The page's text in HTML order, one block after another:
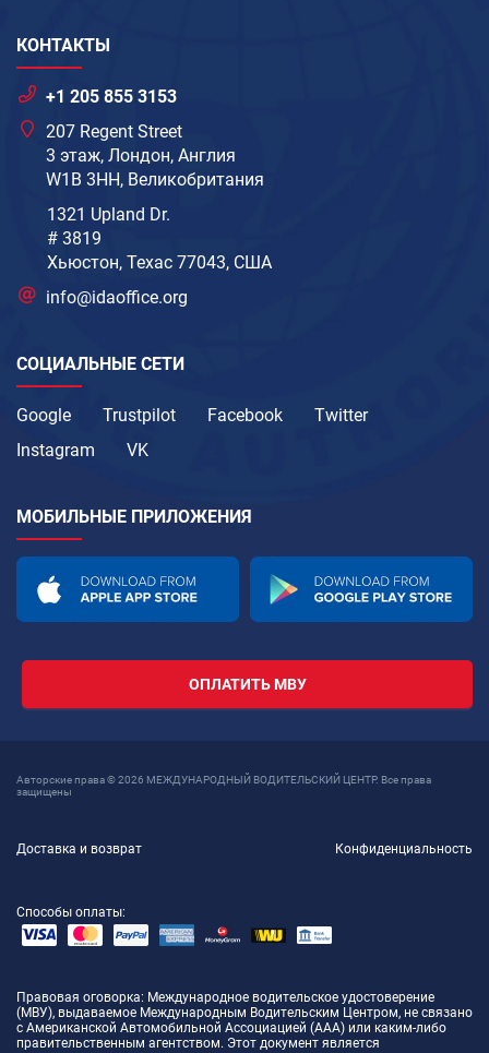
КОНТАКТЫ
+1 205 855 3153
207 Regent Street
3 этаж, Лондон, Англия
W1B 3HH, Великобритания
1321 Upland Dr.
# 3819
Хьюстон, Техас 77043, США
info@idaoffice.org
СОЦИАЛЬНЫЕ СЕТИ
Google Trustpilot Facebook
Twitter
Instagram
VK
МОБИЛЬНЫЕ ПРИЛОЖЕНИЯ
ОПЛАТИТЬ МВУ
Авторские права © 2026 МЕЖДУНАРОДНЫЙ ВОДИТЕЛЬСКИЙ ЦЕНТР. Все права
защищены
Доставка и возврат Конфиденциальность
Способы оплаты:
Правовая оговорка: Международное водительское удостоверение
(МВУ), выдаваемое Международным Водительским Центром, не связано
с Американской Автомобильной Ассоциацией (AAA) или каким-либо
правительственным агентством. Этот документ является